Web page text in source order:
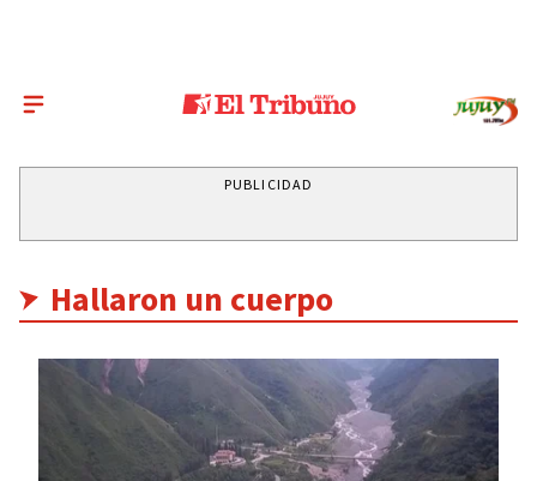
PUBLICIDAD
Hallaron un cuerpo